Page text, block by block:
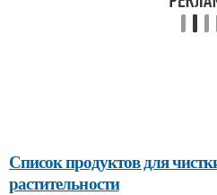
Список продуктов для
растительности